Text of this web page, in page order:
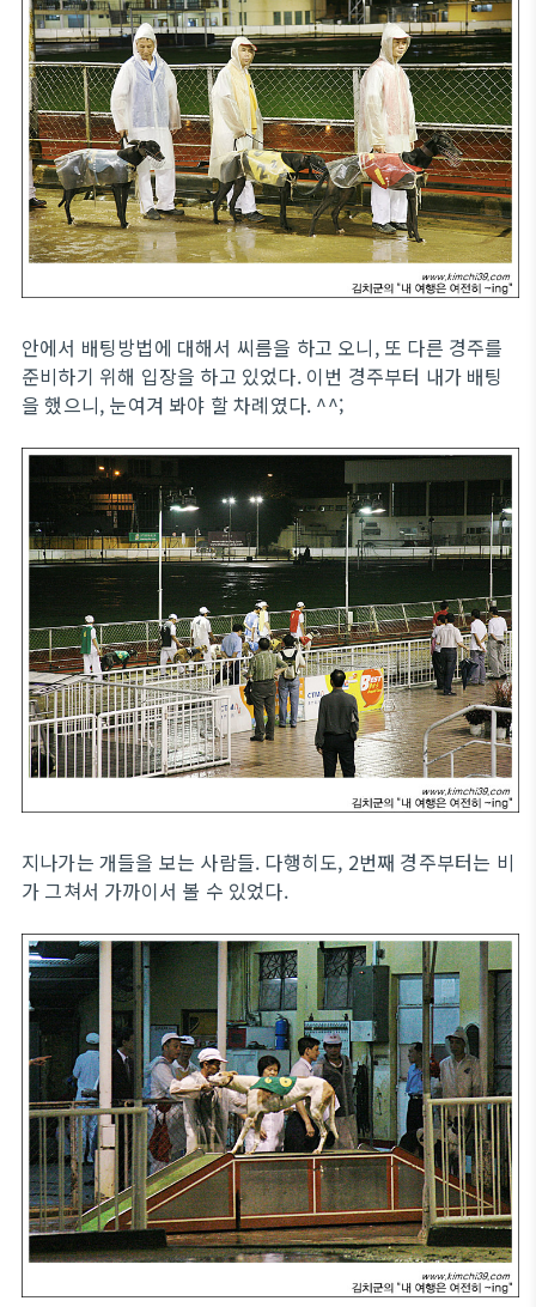
안에서 배팅방법에 대해서 씨름을 하고 오니, 또 다른 경주를
준비하기 위해 입장을 하고 있었다. 이번 경주부터 내가 배팅
을 했으니, 눈여겨 봐야 할 차례였다. ^^;
지나가는 개들을 보는 사람들. 다행히도, 2번째 경주부터는 비
가 그쳐서 가까이서 볼 수 있었다.